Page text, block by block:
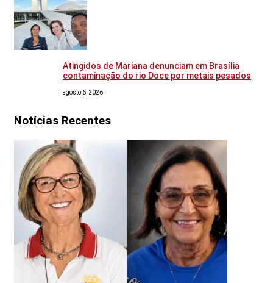
Atingidos de Mariana denunciam em Brasília
contaminação do rio Doce por metais pesados
agosto 6, 2026
Notícias Recentes